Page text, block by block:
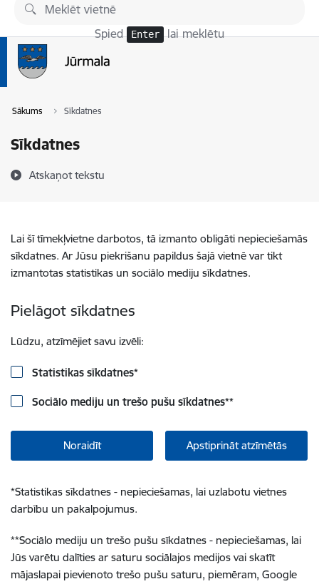
Pāriet uz lapas saturu
Spied Enter lai meklētu
Sākums Sīkdatnes
Sīkdatnes
Atskaņot tekstu
Lai šī tīmekļvietne darbotos, tā izmanto obligāti nepieciešamās
sīkdatnes. Ar Jūsu piekrišanu papildus šajā vietnē var tikt
izmantotas statistikas un sociālo mediju sīkdatnes.
Pielāgot sīkdatnes
Lūdzu, atzīmējiet savu izvēli:
Statistikas sīkdatnes*
Sociālo mediju un trešo pušu sīkdatnes**
Noraidīt Apstiprināt atzīmētās
*Statistikas sīkdatnes - nepieciešamas, lai uzlabotu vietnes
darbību un pakalpojumus.
**Sociālo mediju un trešo pušu sīkdatnes - nepieciešamas, lai
Jūs varētu dalīties ar saturu sociālajos medijos vai skatīt
mājaslapai pievienoto trešo pušu saturu, piemēram, Google